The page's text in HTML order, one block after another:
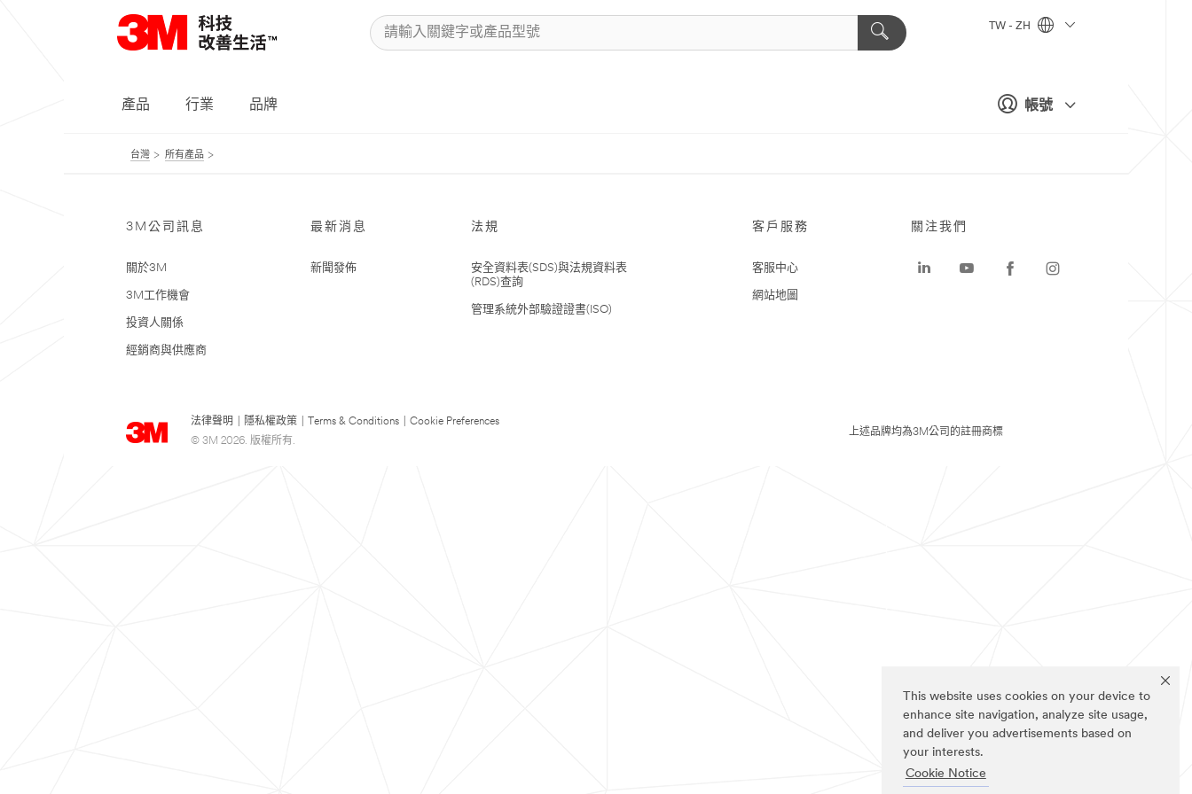
This website uses cookies on your device to
enhance site navigation, analyze site usage,
and deliver you advertisements based on
your interests.
Cookie Notice
帳號
TW - ZH
產品 行業 品牌
台灣 所有產品
3M公司訊息
關於3M
3M工作機會
投資人關係
經銷商與供應商
最新消息
新聞發佈
法規
安全資料表(SDS)與法規資料表
(RDS)查詢
管理系統外部驗證證書(ISO)
客戶服務
客服中心
網站地圖
法律聲明 隱私權政策 Terms & Conditions
Cookie Preferences
© 3M 2026. 版權所有.
關注我們
上述品牌均為3M公司的註冊商標